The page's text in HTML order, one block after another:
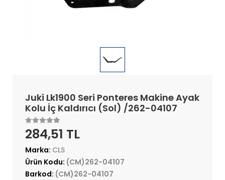
Juki Lk1900 Seri Ponteres Makine Ayak
Kolu İç Kaldırıcı (Sol) /262-04107
284,51 TL
Marka: CLS
Ürün Kodu: (CM)262-04107
Barkod: (CM)262-04107